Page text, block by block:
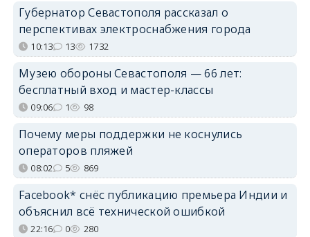
Губернатор Севастополя рассказал о
перспективах электроснабжения города
10:13 13 1732
Музею обороны Севастополя — 66 лет:
бесплатный вход и мастер-классы
09:06 1 98
Почему меры поддержки не коснулись
операторов пляжей
08:02 5 869
Facebook* снёс публикацию премьера Индии и
объяснил всё технической ошибкой
22:16 0 280